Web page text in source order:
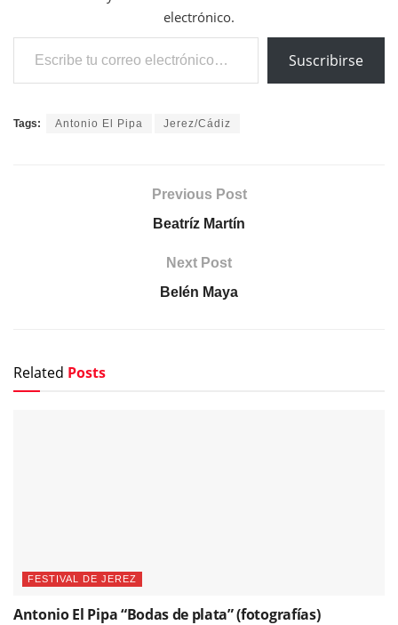
electrónico.
Escribe tu correo electrónico…
Suscribirse
Tags: Antonio El Pipa Jerez/Cádiz
Previous Post
Beatríz Martín
Next Post
Belén Maya
Related Posts
FESTIVAL DE JEREZ
Antonio El Pipa “Bodas de plata” (fotografías)